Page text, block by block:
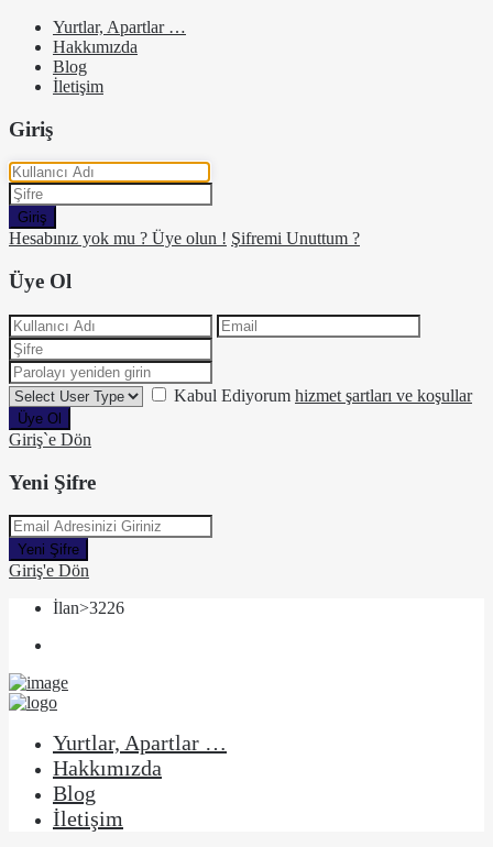
Yurtlar, Apartlar …
Hakkımızda
Blog
İletişim
Giriş
Giriş
Hesabınız yok mu ? Üye olun ! Şifremi Unuttum ?
Üye Ol
Kabul Ediyorum hizmet şartları ve koşullar
Üye Ol
Giriş`e Dön
Yeni Şifre
Yeni Şifre
Giriş'e Dön
İlan>3226
Yurtlar, Apartlar …
Hakkımızda
Blog
İletişim